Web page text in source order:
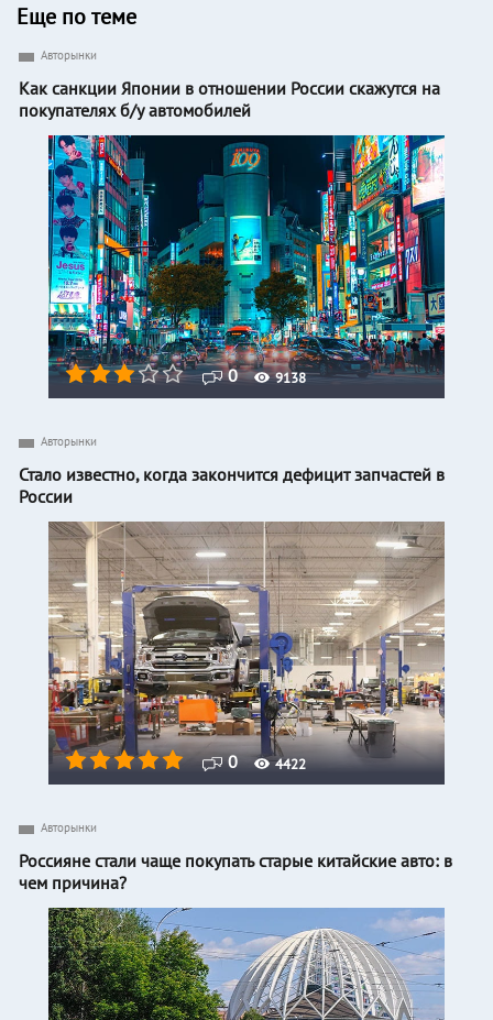
Еще по теме
0 9138
Авторынки
Как санкции Японии в отношении России скажутся на
покупателях б/у автомобилей
0 4422
Авторынки
Стало известно, когда закончится дефицит запчастей в
России
Авторынки
Россияне стали чаще покупать старые китайские авто: в
чем причина?